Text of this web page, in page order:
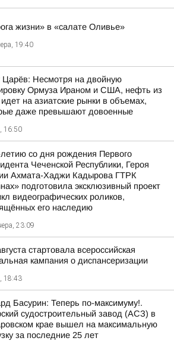
жизни» в «салате Оливье»
19:40
Царёв: Несмотря на двойную
Ормуза Ираном и США, нефть из
на азиатские рынки в объемах,
даже превышают довоенные
16:50
со дня рождения Первого
Чеченской Республики, Героя
Ахмата-Хаджи Кадырова ГТРК
подготовила эксклюзивный проект
видеографических роликов,
его наследию
23:09
стартовала всероссийская
кампания о диспансеризации
18:43
Басурин: Теперь по-максимуму!.
судостроительный завод (АСЗ) в
крае вышел на максимальную
за последние 25 лет